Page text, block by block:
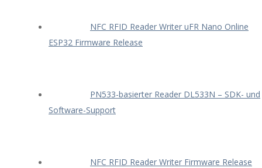
NFC RFID Reader Writer uFR Nano Online
ESP32 Firmware Release
PN533-basierter Reader DL533N – SDK- und
Software-Support
NFC RFID Reader Writer Firmware Release